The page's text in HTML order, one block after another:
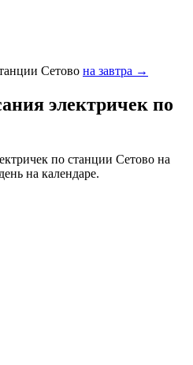
Сетово на завтра →
электричек по
по станции Сетово на
на календаре.